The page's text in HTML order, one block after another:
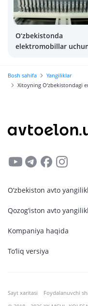
O‘zbekistonda
elektromobillar
Bosh sahifa
Yangiliklar
Xitoyning O‘zbekistondagi
O‘zbekiston avto
Qozog‘iston avto
Kompaniya haqida
To‘liq versiya
Sayt xaritasi
Foydalanuvchi